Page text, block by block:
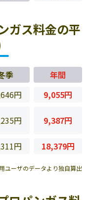
ガス料金の平
季
年間
円
9,055円
円 9,387円
円 18,379円
ユーザのデータより独自算出